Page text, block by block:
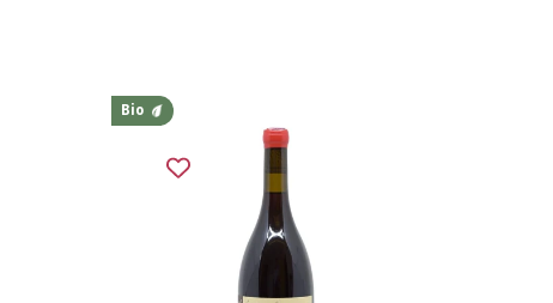
Bio